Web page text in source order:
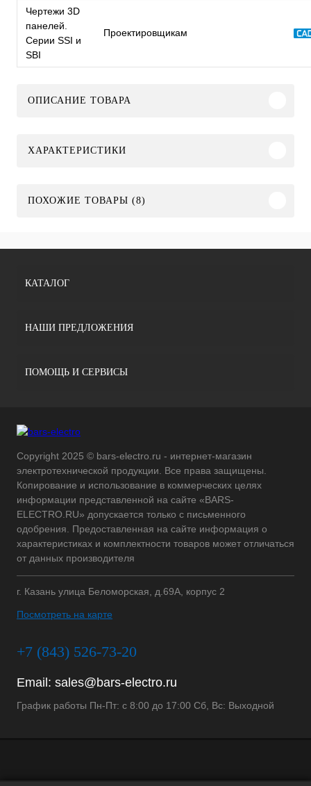
Чертежи 3D
панелей.
Серии SSI и
SBI
Проектировщикам
ОПИСАНИЕ ТОВАРА
ХАРАКТЕРИСТИКИ
ПОХОЖИЕ ТОВАРЫ (8)
КАТАЛОГ
НАШИ ПРЕДЛОЖЕНИЯ
ПОМОЩЬ И СЕРВИСЫ
Copyright 2025 © bars-electro.ru - интернет-магазин
электротехнической продукции. Все права защищены.
Копирование и использование в коммерческих целях
информации представленной на сайте «BARS-
ELECTRO.RU» допускается только с письменного
одобрения. Предоставленная на сайте информация о
характеристиках и комплектности товаров может отличаться
от данных производителя
г. Казань улица Беломорская, д.69А, корпус 2
Посмотреть на карте
+7 (843) 526-73-20
Email: sales@bars-electro.ru
График работы Пн-Пт: с 8:00 до 17:00 Сб, Вс: Выходной